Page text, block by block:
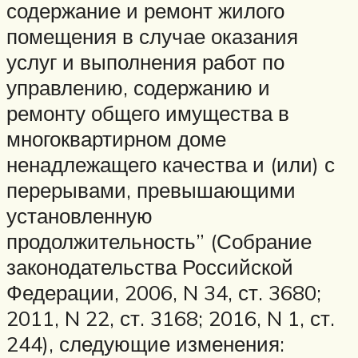
содержание и ремонт жилого
помещения в случае оказания
услуг и выполнения работ по
управлению, содержанию и
ремонту общего имущества в
многоквартирном доме
ненадлежащего качества и (или) с
перерывами, превышающими
установленную
продолжительность” (Собрание
законодательства Российской
Федерации, 2006, N 34, ст. 3680;
2011, N 22, ст. 3168; 2016, N 1, ст.
244), следующие изменения: